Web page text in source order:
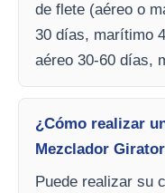
de flete (aéreo o
30 días, marítimo
aéreo 30-60 días,
¿Cómo realizar
Mezclador
Puede realizar su